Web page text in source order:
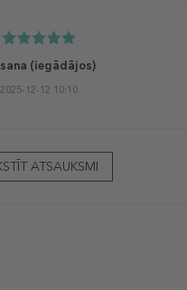
(iegādājos)
2025-12-12 10:10
ATSAUKSMI